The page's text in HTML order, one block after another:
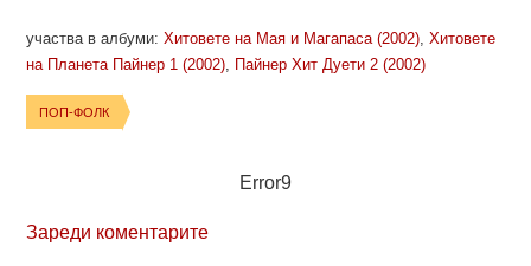
участва в албуми:Хитовете на Мая и Магапаса (2002),Хитовете
на Планета Пайнер 1 (2002), Пайнер Хит Дуети 2 (2002)
ПОП-ФОЛК
Error9
Зареди коментарите